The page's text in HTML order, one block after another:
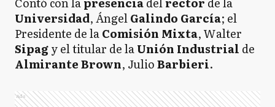
Universidad, ÁngelGalindo García; el
Presidente de laComisión Mixta, Walter
Sipagy el titular de laUnión Industrial de
Almirante Brown, JulioBarbieri.
Ads